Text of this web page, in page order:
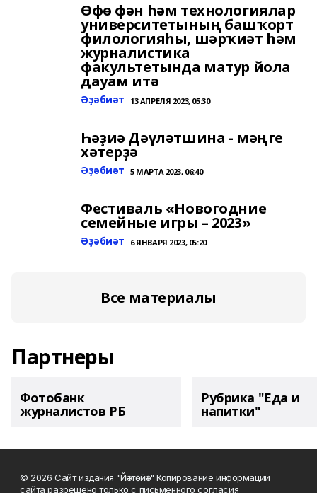
Өфө фән һәм технологиялар
университетының башҡорт
филологияһы, шәрҡиәт һәм
журналистика
факультетында матур йола
дауам итә
Әҙәбиәт 13 АПРЕЛЯ 2023, 05:30
Һәҙиә Дәүләтшина - мәңге
хәтерҙә
Әҙәбиәт 5 МАРТА 2023, 06:40
Фестиваль «Новогодние
семейные игры – 2023»
Әҙәбиәт 6 ЯНВАРЯ 2023, 05:20
Все материалы
Партнеры
Фотобанк
журналистов РБ
Рубрика "Еда и
напитки"
© 2026 Сайт издания "Йәнтөйәк" Копирование информации
сайта разрешено только с письменного согласия